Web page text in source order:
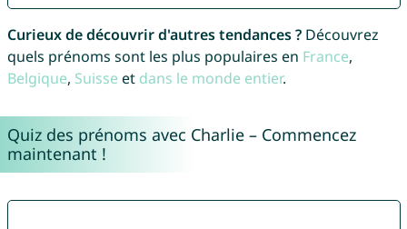
Curieux de découvrir d'autres tendances ?Découvrez
quels prénoms sont les plus populaires en France,
Belgique, Suisse et dans le monde entier.
Quiz des prénoms avec Charlie – Commencez
maintenant !